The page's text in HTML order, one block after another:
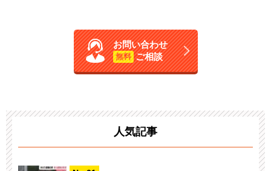
お問い合わせ
無料 ご相談
人気記事